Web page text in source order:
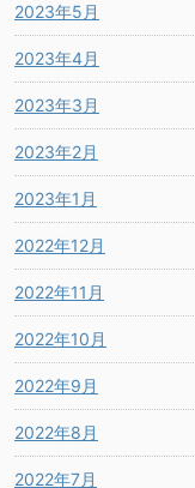
2023年5月
2023年4月
2023年3月
2023年2月
2023年1月
2022年12月
2022年11月
2022年10月
2022年9月
2022年8月
2022年7月